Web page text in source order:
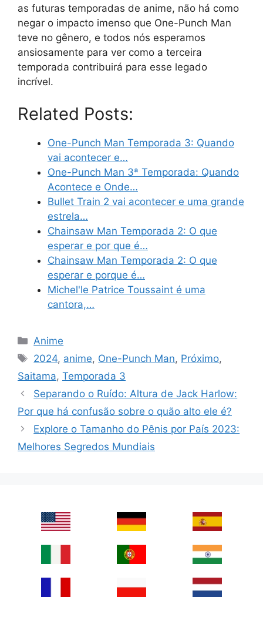
as futuras temporadas de anime, não há como
negar o impacto imenso que One-Punch Man
teve no gênero, e todos nós esperamos
ansiosamente para ver como a terceira
temporada contribuirá para esse legado
incrível.
Related Posts:
One-Punch Man Temporada 3: Quando
vai acontecer e…
One-Punch Man 3ª Temporada: Quando
Acontece e Onde…
Bullet Train 2 vai acontecer e uma grande
estrela…
Chainsaw Man Temporada 2: O que
esperar e por que é…
Chainsaw Man Temporada 2: O que
esperar e porque é…
Michel'le Patrice Toussaint é uma
cantora,…
Categories
Anime
Tags
2024, anime, One-Punch Man, Próximo,
Saitama, Temporada 3
Separando o Ruído: Altura de Jack Harlow:
Por que há confusão sobre o quão alto ele é?
Explore o Tamanho do Pênis por País 2023:
Melhores Segredos Mundiais